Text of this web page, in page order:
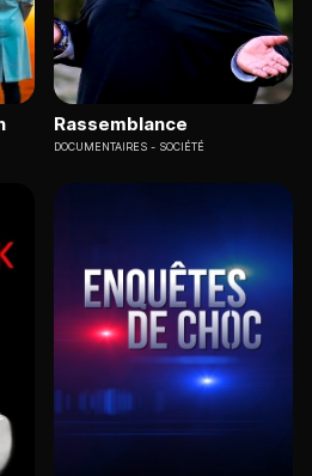
Rassemblance
DOCUMENTAIRES SOCIÉTÉ